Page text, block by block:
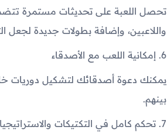
تحصل اللعبة على تحديثات مستمرة
واللاعبين، وإضافة بطولات جديدة لجعل
6. إمكانية اللعب مع الأصدقاء
يمكنك دعوة أصدقائك لتشكيل
بينهم.
7. تحكم كامل في التكتيكات والاستراتيجيات